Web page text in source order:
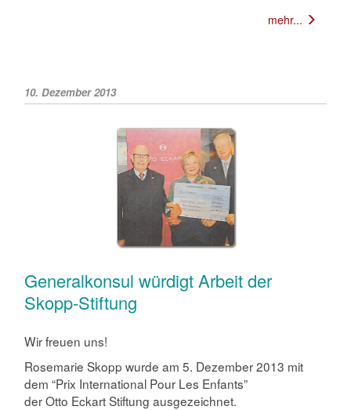
mehr...
10. Dezember 2013
Generalkonsul würdigt Arbeit der
Skopp-Stiftung
Wir freuen uns!
Rosemarie Skopp wurde am 5. Dezember 2013 mit
dem “Prix International Pour Les Enfants”
der Otto Eckart Stiftung ausgezeichnet.